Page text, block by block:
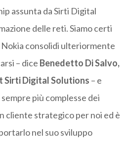
assunta da Sirti Digital
delle reti. Siamo certi
consolidi ulteriormente
– dice Benedetto Di Salvo,
Sirti Digital Solutions – e
più complesse dei
cliente strategico per noi ed è
nel suo sviluppo